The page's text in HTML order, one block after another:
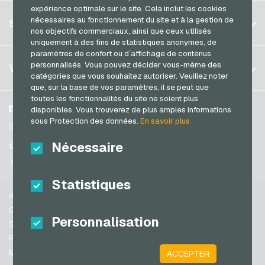
expérience optimale sur le site. Cela inclut les cookies
nécessaires au fonctionnement du site et à la gestion de
nos objectifs commerciaux, ainsi que ceux utilisés
uniquement à des fins de statistiques anonymes, de
paramètres de confort ou d´affichage de contenus
personnalisés. Vous pouvez décider vous-même des
catégories que vous souhaitez autoriser. Veuillez noter
que, sur la base de vos paramètres, il se peut que
toutes les fonctionnalités du site ne soient plus
disponibles. Vous trouverez de plus amples informations
sous Protection des données.En savoir plus
Nécessaire
Statistiques
Personnalisation
ACCEPTER
Spotify Premium Cartes cadeaux
Thalia Cartes cadeaux
TikTok Cartes cadeaux
toom Cartes cadeaux
Wolt Cartes cadeaux
World of Sweets Cartes cadeaux
Wunschgutschein Cartes cadeaux
Zalando Cartes cadeaux
Allemagne (DE)
Allemagne (EN)
France
Italie
Pays-bas
Autriche
Portugal
Suisse (DE)
Suisse (IT)
États-unis (EN)
S´inscrire
S´inscrire
Mon panier
SERVICE
FAQ
Méthodes de paiement
Conditions generales&Droit de retour
Protection des données
VGO-SHOP
A propos de nous
Partenaires
Facebook
Instagram
TikTok
Aide
Conditions generales
Sécurité & vérification
Protection des données
Mentions légales